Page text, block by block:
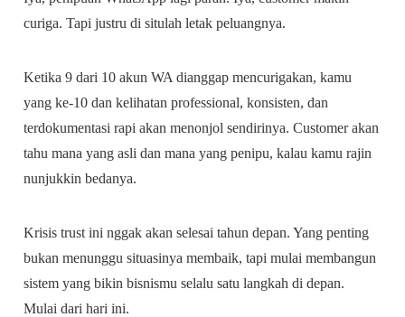
curiga. Tapi justru di situlah letak peluangnya.
Ketika 9 dari 10 akun WA dianggap mencurigakan, kamu
yang ke-10 dan kelihatan professional, konsisten, dan
terdokumentasi rapi akan menonjol sendirinya. Customer akan
tahu mana yang asli dan mana yang penipu, kalau kamu rajin
nunjukkin bedanya.
Krisis trust ini nggak akan selesai tahun depan. Yang penting
bukan menunggu situasinya membaik, tapi mulai membangun
sistem yang bikin bisnismu selalu satu langkah di depan.
Mulai dari hari ini.